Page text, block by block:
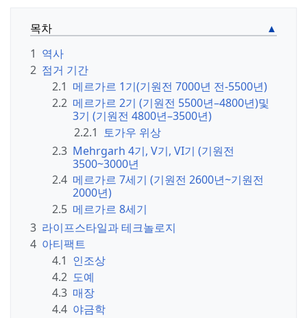
목차
1 역사
2 점거 기간
2.1 메르가르 1기(기원전 7000년 전-5500년)
2.2 메르가르 2기 (기원전 5500년–4800년)및
3기 (기원전 4800년–3500년)
2.2.1 토가우 위상
2.3 Mehrgarh 4기, V기, VI기 (기원전
3500~3000년
2.4 메르가르 7세기 (기원전 2600년~기원전
2000년)
2.5 메르가르 8세기
3 라이프스타일과 테크놀로지
4 아티팩트
4.1 인조상
4.2 도예
4.3 매장
4.4 야금학